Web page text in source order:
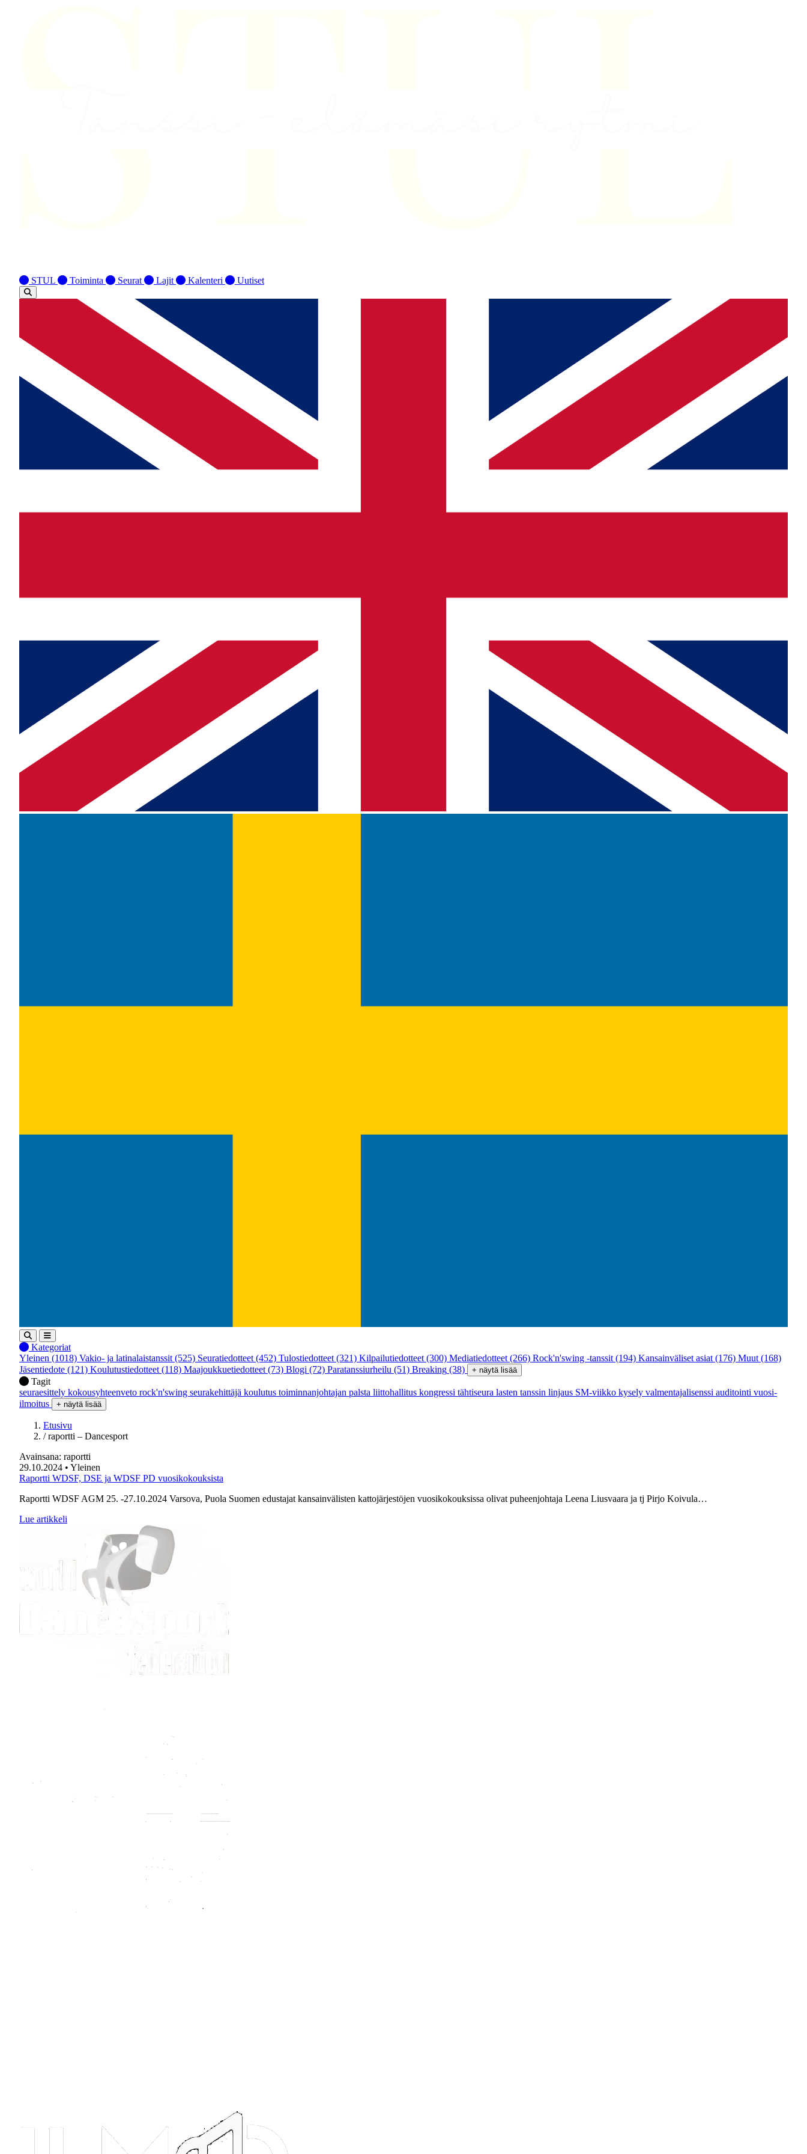
STUL Toiminta Seurat Lajit Kalenteri Uutiset
Kategoriat
Yleinen (1018) Vakio- ja latinalaistanssit (525) Seuratiedotteet (452) Tulostiedotteet (321) Kilpailutiedotteet (300) Mediatiedotteet (266) Rock'n'swing -tanssit (194) Kansainväliset asiat (176) Muut (168)
Jäsentiedote (121) Koulutustiedotteet (118) Maajoukkuetiedotteet (73) Blogi (72) Paratanssiurheilu (51) Breaking (38) + näytä lisää
Tagit
seuraesittely kokousyhteenveto rock'n'swing seurakehittäjä koulutus toiminnanjohtajan palsta liittohallitus kongressi tähtiseura lasten tanssin linjaus SM-viikko kysely valmentajalisenssi auditointi vuosi-
ilmoitus
+ näytä lisää
Etusivu
/ raportti – Dancesport
Avainsana: raportti
29.10.2024 • Yleinen
Raportti WDSF, DSE ja WDSF PD vuosikokouksista
Raportti WDSF AGM 25. -27.10.2024 Varsova, Puola Suomen edustajat kansainvälisten kattojärjestöjen vuosikokouksissa olivat puheenjohtaja Leena Liusvaara ja tj Pirjo Koivula…
Lue artikkeli